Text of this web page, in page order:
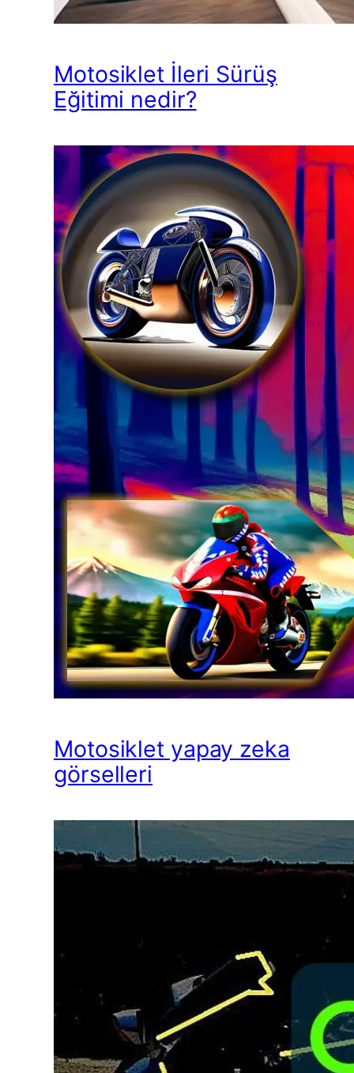
Motosiklet İleri Sürüş
Eğitimi nedir?
Motosiklet yapay zeka
görselleri